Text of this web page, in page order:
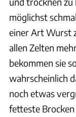
möglichst
einer Art Wurst
allen Zelten
bekommen sie
wahrscheinlich
noch etwas
fetteste